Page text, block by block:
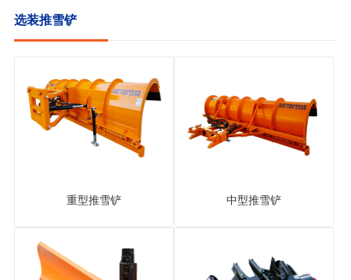
选装推雪铲
重型推雪铲 中型推雪铲